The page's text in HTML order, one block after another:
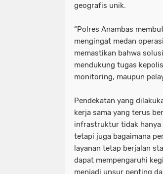
geografis unik.
“Polres Anambas
mengingat medan
memastikan bahwa
mendukung tugas
monitoring, maupun
Pendekatan yang
kerja sama yang terus
infrastruktur tidak hanya
tetapi juga bagaimana
layanan tetap berjalan
dapat mempengaruhi
menjadi unsur penting